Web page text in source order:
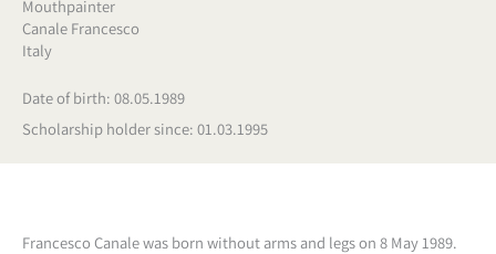
Mouthpainter
Canale Francesco
Italy
Date of birth: 08.05.1989
Scholarship holder since: 01.03.1995
Francesco Canale was born without arms and legs on 8 May 1989.